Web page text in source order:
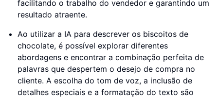
facilitando o trabalho do vendedor e garantindo um
resultado atraente.
Ao utilizar a IA para descrever os biscoitos de
chocolate, é possível explorar diferentes
abordagens e encontrar a combinação perfeita de
palavras que despertem o desejo de compra no
cliente. A escolha do tom de voz, a inclusão de
detalhes especiais e a formatação do texto são